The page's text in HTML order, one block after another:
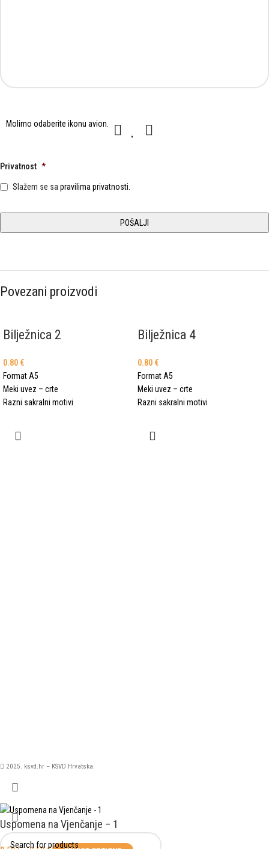
Molimo odaberite ikonu avion. Molimo
odaberite
2
Privatnost *
Slažem se sapravilima privatnosti.
Povezani proizvodi
Bilježnica 2
0.80 €
Format A5
Meki uvez – crte
Razni sakralni motivi
Bilježnica 4
0.80 €
Format A5
Meki uvez – crte
Razni sakralni motivi
2025. ksvd.hr – KSVD Hrvatska.
Uspomena na Vjenčanje – 1